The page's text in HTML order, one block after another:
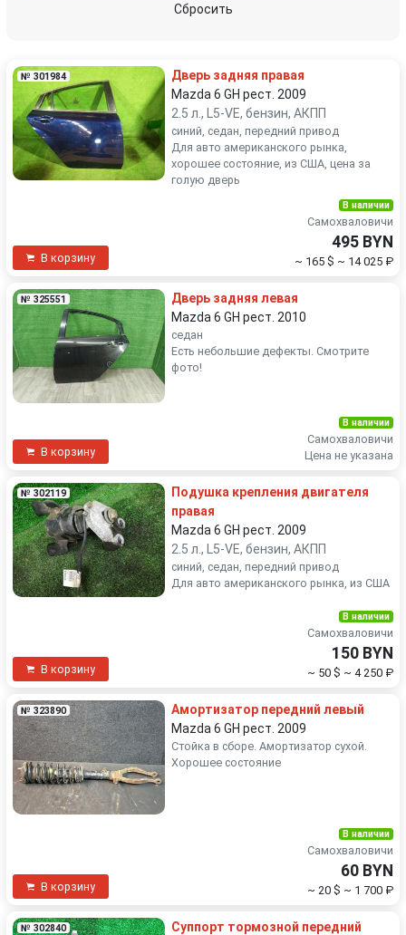
Сбросить
№ 301984
Дверь задняя правая
Mazda 6 GH рест. 2009
2.5 л., L5-VE, бензин, АКПП
синий, седан, передний привод
Для авто американского рынка,
хорошее состояние, из США, цена за
голую дверь
В корзину
В наличии
Самохваловичи
495 BYN
~ 165 $ ~ 14 025 ₽
№ 325551
Дверь задняя левая
Mazda 6 GH рест. 2010
седан
Есть небольшие дефекты. Смотрите
фото!
В корзину
В наличии
Самохваловичи
Цена не указана
№ 302119
Подушка крепления двигателя
правая
Mazda 6 GH рест. 2009
2.5 л., L5-VE, бензин, АКПП
синий, седан, передний привод
Для авто американского рынка, из США
В корзину
В наличии
Самохваловичи
150 BYN
~ 50 $ ~ 4 250 ₽
№ 323890
Амортизатор передний левый
Mazda 6 GH рест. 2009
Стойка в сборе. Амортизатор сухой.
Хорошее состояние
В корзину
В наличии
Самохваловичи
60 BYN
~ 20 $ ~ 1 700 ₽
№ 302840
Суппорт тормозной передний